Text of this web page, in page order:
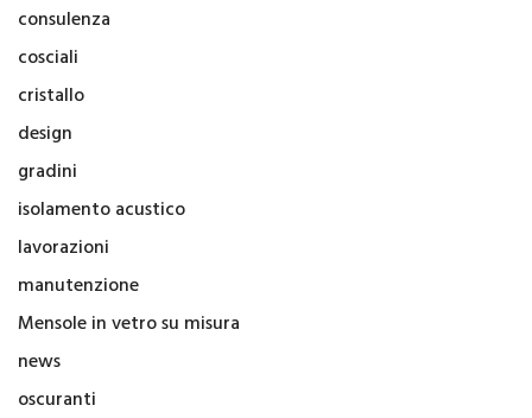
consulenza
cosciali
cristallo
design
gradini
isolamento acustico
lavorazioni
manutenzione
Mensole in vetro su misura
news
oscuranti